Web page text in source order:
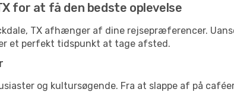
for at få den bedste oplevelse
TX afhænger af dine rejsepræferencer.
et perfekt tidspunkt at tage afsted.
og kultursøgende. Fra at slappe af på